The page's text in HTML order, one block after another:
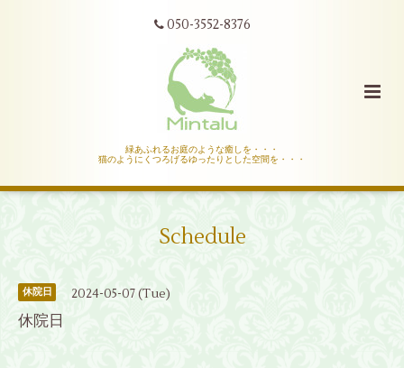
050-3552-8376
緑あふれるお庭のような癒しを・・・
猫のようにくつろげるゆったりとした空間を・・・
Schedule
休院日 2024-05-07 (Tue)
休院日